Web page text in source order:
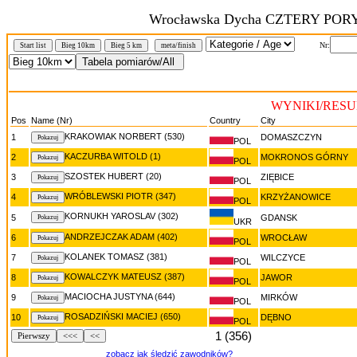
Wrocławska Dycha CZTERY
Start list Bieg 10km Bieg 5 km meta/finish Nr:
WYNIKI/
Pos Name (Nr) Country
City
1
KRAKOWIAK NORBERT (530) POL DOMASZCZYN
2 KACZURBA WITOLD (1) POL MOKRONOS GÓRNY
3 SZOSTEK HUBERT (20) POL ZIĘBICE
4 WRÓBLEWSKI PIOTR (347) POL KRZYŻANOWICE
5 KORNUKH YAROSLAV (302)
UKR GDANSK
6 ANDRZEJCZAK ADAM (402) POL WROCŁAW
7 KOLANEK TOMASZ (381) POL WILCZYCE
8 KOWALCZYK MATEUSZ (387) POL JAWOR
9 MACIOCHA JUSTYNA (644) POL MIRKÓW
10 ROSADZIŃSKI MACIEJ (650) POL DĘBNO
Pierwszy <<< << 1 (356)
zobacz jak śledzić zawodników?